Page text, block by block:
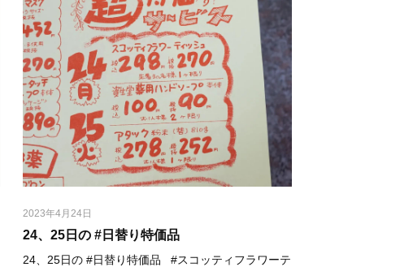
2023年4月24日
24、25日の #日替り特価品 ⁡
24、25日の #日替り特価品 ⁡ ⁡ #スコッティフラワーテ